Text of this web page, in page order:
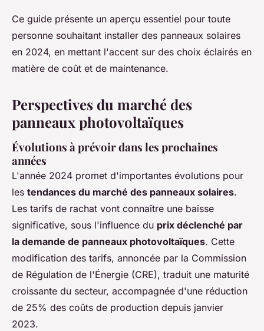
Ce guide présente un aperçu essentiel pour toute
personne souhaitant installer des panneaux solaires
en 2024, en mettant l'accent sur des choix éclairés en
matière de coût et de maintenance.
Perspectives du marché des
panneaux photovoltaïques
Évolutions à prévoir dans les prochaines
années
L'année 2024 promet d'importantes évolutions pour
les tendances du marché des panneaux solaires.
Les tarifs de rachat vont connaître une baisse
significative, sous l'influence du prix déclenché par
la demande de panneaux photovoltaïques. Cette
modification des tarifs, annoncée par la Commission
de Régulation de l'Énergie (CRE), traduit une maturité
croissante du secteur, accompagnée d'une réduction
de 25% des coûts de production depuis janvier
2023.